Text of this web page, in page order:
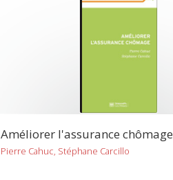
Améliorer l'assurance chômage
Pierre Cahuc, Stéphane Carcillo